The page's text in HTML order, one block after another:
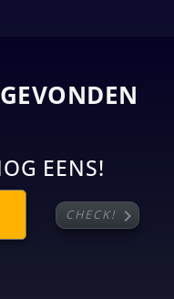
EENS!
CHECK! chevron_right